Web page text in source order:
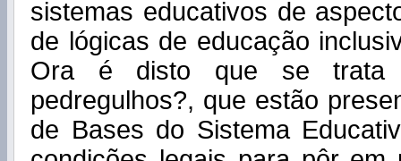
sistemas educativos de
de lógicas de educação
Ora é disto que se
pedregulhos?, que estão
de Bases do Sistema